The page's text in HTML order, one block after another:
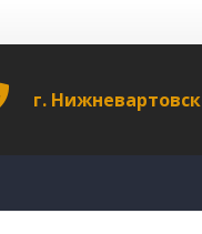
г. Нижневартовск